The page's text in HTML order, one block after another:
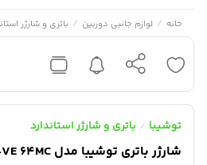
خانه / لوازم جانبی دوربین / باتری و شارژر
توشیبا / باتری و شارژر استاندارد